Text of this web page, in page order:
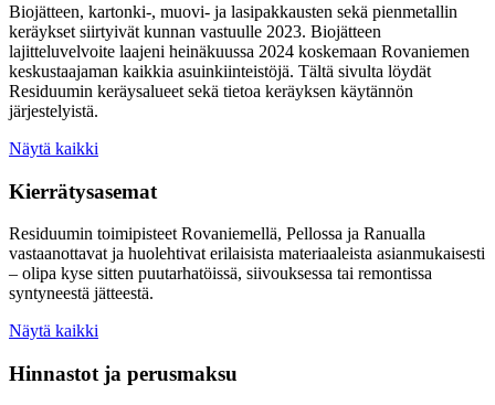
Biojätteen, kartonki-, muovi- ja lasipakkausten sekä pienmetallin
keräykset siirtyivät kunnan vastuulle 2023. Biojätteen
lajitteluvelvoite laajeni heinäkuussa 2024 koskemaan Rovaniemen
keskustaajaman kaikkia asuinkiinteistöjä. Tältä sivulta löydät
Residuumin keräysalueet sekä tietoa keräyksen käytännön
järjestelyistä.
Näytä kaikki
Kierrätysasemat
Residuumin toimipisteet Rovaniemellä, Pellossa ja Ranualla
vastaanottavat ja huolehtivat erilaisista materiaaleista asianmukaisesti
– olipa kyse sitten puutarhatöissä, siivouksessa tai remontissa
syntyneestä jätteestä.
Näytä kaikki
Hinnastot ja perusmaksu